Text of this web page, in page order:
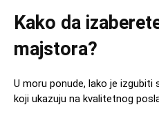
Kako da
majstora?
U moru ponude, lako je izgubiti
koji ukazuju na kvalitetnog